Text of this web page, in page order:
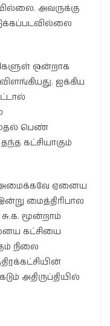
அவருக்கு
ஒன்றாக
ஐக்கிய
பெண்
கட்சியாகும்
அமைக்கவே ஏனைய
மைத்திரிபால
மூன்றாம்
கட்சியை
நிலை
அதிருப்தியில்